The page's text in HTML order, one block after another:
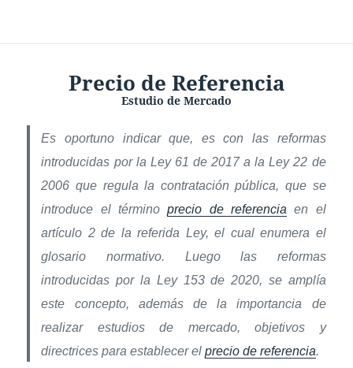
Precio de Referencia
Estudio de Mercado
Es oportuno indicar que, es con las reformas
introducidas por la Ley 61 de 2017 a la Ley 22 de
2006 que regula la contratación pública, que se
introduce el términoprecio de referencia en el
artículo 2 de la referida Ley, el cual enumera el
glosario normativo. Luego las reformas
introducidas por la Ley 153 de 2020, se amplía
este concepto, además de la importancia de
realizar estudios de mercado, objetivos y
directrices para establecer elprecio de referencia.